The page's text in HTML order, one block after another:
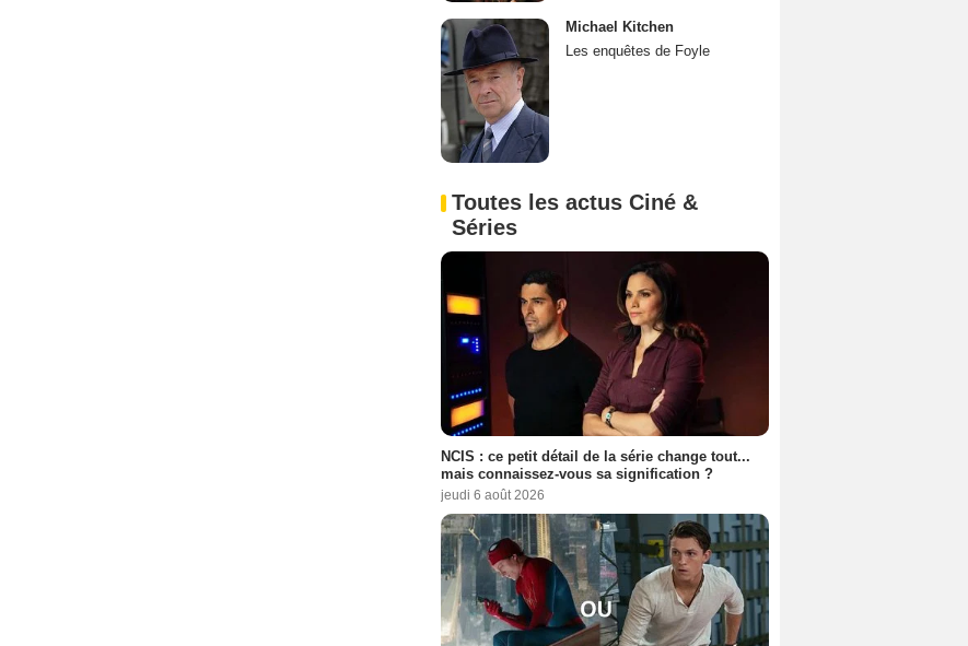
Michael Kitchen
Les enquêtes de Foyle
Toutes les actus Ciné &
Séries
NCIS : ce petit détail de la série change tout...
mais connaissez-vous sa signification ?
jeudi 6 août 2026